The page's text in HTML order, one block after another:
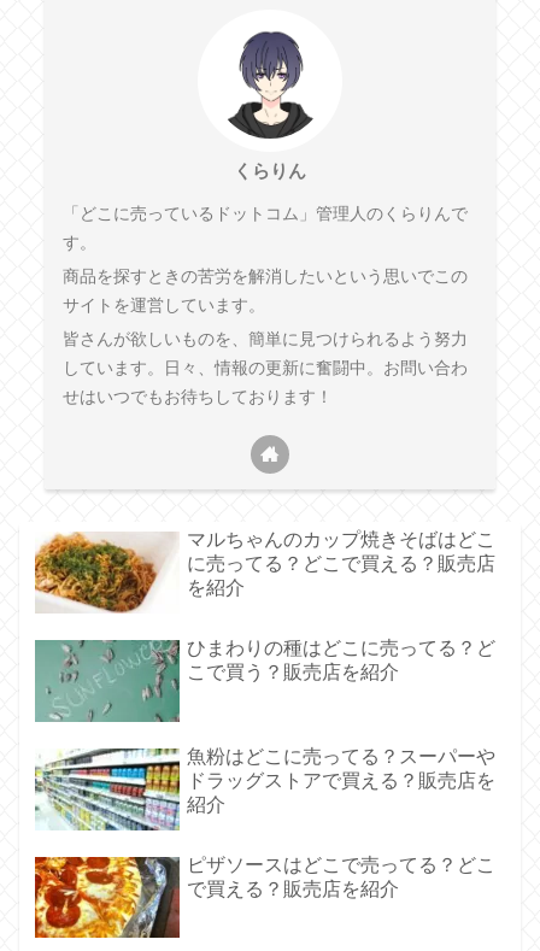
くらりん
「どこに売っているドットコム」管理人のくらりんで
す。
商品を探すときの苦労を解消したいという思いでこの
サイトを運営しています。
皆さんが欲しいものを、簡単に見つけられるよう努力
しています。日々、情報の更新に奮闘中。お問い合わ
せはいつでもお待ちしております！
マルちゃんのカップ焼きそばはどこ
に売ってる？どこで買える？販売店
を紹介
ひまわりの種はどこに売ってる？ど
こで買う？販売店を紹介
魚粉はどこに売ってる？スーパーや
ドラッグストアで買える？販売店を
紹介
ピザソースはどこで売ってる？どこ
で買える？販売店を紹介